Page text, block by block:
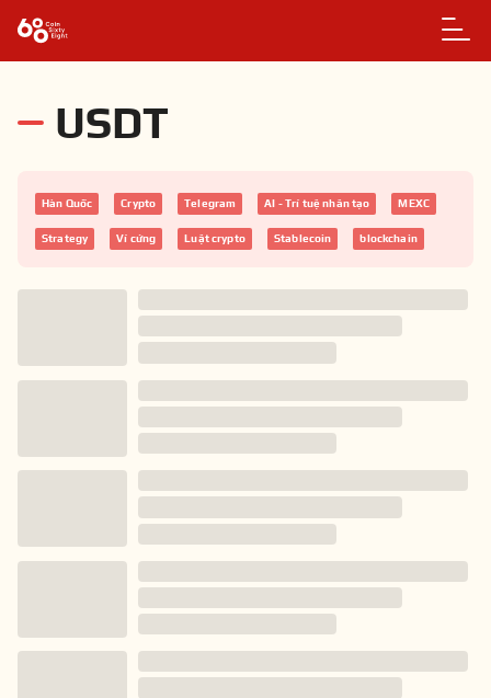
USDT
Hàn Quốc Crypto Telegram AI - Trí tuệ nhân tạo MEXC
Strategy Ví cứng Luật crypto Stablecoin blockchain